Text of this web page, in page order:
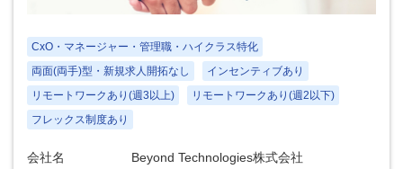
CxO・マネージャー・管理職・ハイクラス特化
両面(両手)型・新規求人開拓なし
インセンティブあり
リモートワークあり(週3以上)
リモートワークあり(週2以下)
フレックス制度あり
会社名
Beyond Technologies株式会社